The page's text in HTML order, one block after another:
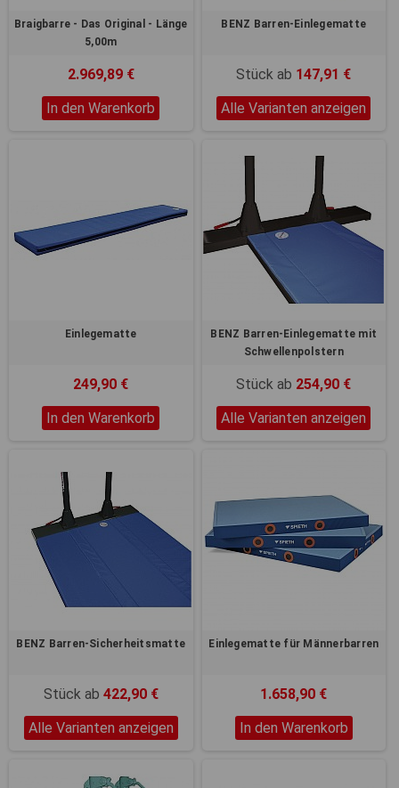
Braigbarre - Das Original - Länge
5,00m
2.969,89 €
In den Warenkorb
BENZ Barren-Einlegematte
Stück ab 147,91 €
Alle Varianten anzeigen
Einlegematte
249,90 €
In den Warenkorb
BENZ Barren-Einlegematte mit
Schwellenpolstern
Stück ab 254,90 €
Alle Varianten anzeigen
BENZ Barren-Sicherheitsmatte
Stück ab 422,90 €
Alle Varianten anzeigen
Einlegematte für Männerbarren
1.658,90 €
In den Warenkorb